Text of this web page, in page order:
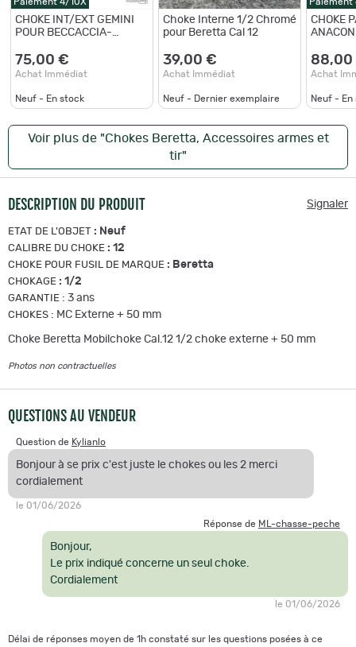
CHOKE INT/EXT GEMINI
POUR BECCACCIA-
Longueur 120 mm - 1/2
75,00 €
Achat Immédiat
Neuf - En stock
Choke Interne 1/2 Chromé
pour Beretta Cal 12
39,00 €
Achat Immédiat
Neuf - Dernier exemplaire
CHOKE
88,00
Achat
Neuf - En
Voir plus de "Chokes Beretta, Accessoires armes et
tir"
DESCRIPTION DU PRODUIT Signaler
ETAT DE L'OBJET : Neuf
CALIBRE DU CHOKE : 12
CHOKE POUR FUSIL DE MARQUE : Beretta
CHOKAGE : 1/2
GARANTIE : 3 ans
CHOKES : MC Externe + 50 mm
Choke Beretta Mobilchoke Cal.12 1/2 choke externe + 50 mm
Photos non contractuelles
QUESTIONS AU VENDEUR
Question de Kylianlo
Bonjour à se prix c'est juste le chokes ou les 2 merci
cordialement
le 01/06/2026
Réponse de ML-chasse-peche
Bonjour,
Le prix indiqué concerne un seul choke.
Cordialement
le 01/06/2026
Délai de réponses moyen de 1h constaté sur les questions posées à ce